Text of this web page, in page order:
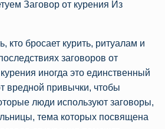
Заговор от курения Из
кто бросает курить, ритуалам и
заговоров от
иногда это единственный
вредной привычки, чтобы
люди используют заговоры,
тема которых посвящена